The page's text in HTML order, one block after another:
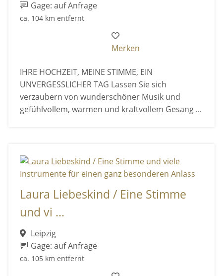
Gage: auf Anfrage
ca. 104 km entfernt
Merken
IHRE HOCHZEIT, MEINE STIMME, EIN
UNVERGESSLICHER TAG Lassen Sie sich
verzaubern von wunderschöner Musik und
gefühlvollem, warmen und kraftvollem Gesang ...
Laura Liebeskind / Eine Stimme
und vi ...
Leipzig
Gage: auf Anfrage
ca. 105 km entfernt